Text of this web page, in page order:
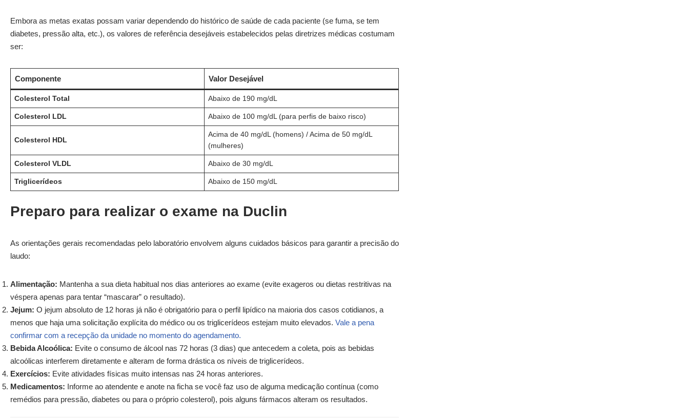
Embora as metas exatas possam variar dependendo do histórico de saúde de cada paciente (se fuma, se tem
diabetes, pressão alta, etc.), os valores de referência desejáveis estabelecidos pelas diretrizes médicas costumam
ser:
Componente Valor Desejável
Colesterol Total Abaixo de 190 mg/dL
Colesterol LDL Abaixo de 100 mg/dL (para perfis de baixo risco)
Colesterol HDL
Acima de 40 mg/dL (homens) / Acima de 50 mg/dL
(mulheres)
Colesterol VLDL Abaixo de 30 mg/dL
Triglicerídeos Abaixo de 150 mg/dL
Preparo para realizar o exame na Duclin
As orientações gerais recomendadas pelo laboratório envolvem alguns cuidados básicos para garantir a precisão do
laudo:
Alimentação: Mantenha a sua dieta habitual nos dias anteriores ao exame (evite exageros ou dietas restritivas na
véspera apenas para tentar “mascarar” o resultado).
Jejum: O jejum absoluto de 12 horas já não é obrigatório para o perfil lipídico na maioria dos casos cotidianos, a
menos que haja uma solicitação explícita do médico ou os triglicerídeos estejam muito elevados. Vale a pena
confirmar com a recepção da unidade no momento do agendamento.
Bebida Alcoólica: Evite o consumo de álcool nas 72 horas (3 dias) que antecedem a coleta, pois as bebidas
alcoólicas interferem diretamente e alteram de forma drástica os níveis de triglicerídeos.
Exercícios: Evite atividades físicas muito intensas nas 24 horas anteriores.
Medicamentos: Informe ao atendente e anote na ficha se você faz uso de alguma medicação contínua (como
remédios para pressão, diabetes ou para o próprio colesterol), pois alguns fármacos alteram os resultados.